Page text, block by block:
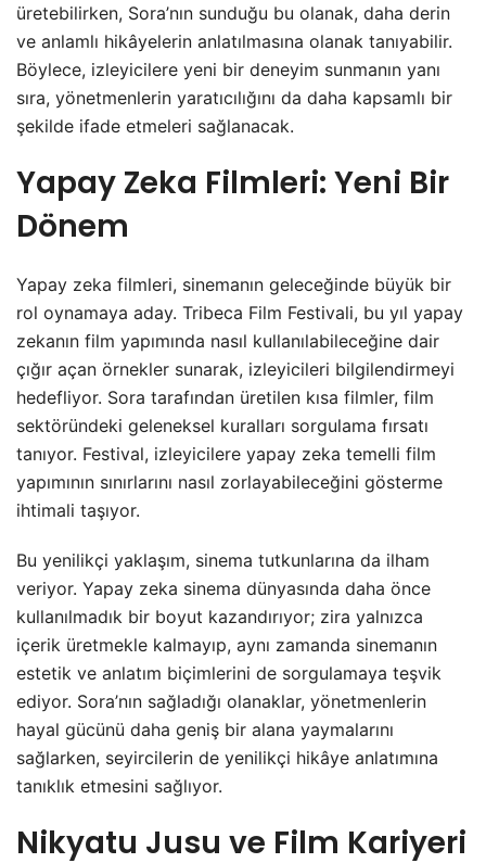
üretebilirken, Sora’nın sunduğu bu olanak, daha derin
ve anlamlı hikâyelerin anlatılmasına olanak tanıyabilir.
Böylece, izleyicilere yeni bir deneyim sunmanın yanı
sıra, yönetmenlerin yaratıcılığını da daha kapsamlı bir
şekilde ifade etmeleri sağlanacak.
Yapay Zeka Filmleri: Yeni Bir
Dönem
Yapay zeka filmleri, sinemanın geleceğinde büyük bir
rol oynamaya aday. Tribeca Film Festivali, bu yıl yapay
zekanın film yapımında nasıl kullanılabileceğine dair
çığır açan örnekler sunarak, izleyicileri bilgilendirmeyi
hedefliyor. Sora tarafından üretilen kısa filmler, film
sektöründeki geleneksel kuralları sorgulama fırsatı
tanıyor. Festival, izleyicilere yapay zeka temelli film
yapımının sınırlarını nasıl zorlayabileceğini gösterme
ihtimali taşıyor.
Bu yenilikçi yaklaşım, sinema tutkunlarına da ilham
veriyor. Yapay zeka sinema dünyasında daha önce
kullanılmadık bir boyut kazandırıyor; zira yalnızca
içerik üretmekle kalmayıp, aynı zamanda sinemanın
estetik ve anlatım biçimlerini de sorgulamaya teşvik
ediyor. Sora’nın sağladığı olanaklar, yönetmenlerin
hayal gücünü daha geniş bir alana yaymalarını
sağlarken, seyircilerin de yenilikçi hikâye anlatımına
tanıklık etmesini sağlıyor.
Nikyatu Jusu ve Film Kariyeri